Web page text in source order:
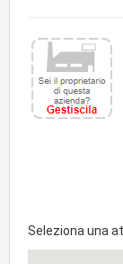
Seleziona una